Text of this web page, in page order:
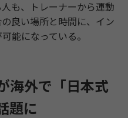
も、トレーナーから運動
良い場所と時間に、イン
能になっている。
海外で「日本式
題に